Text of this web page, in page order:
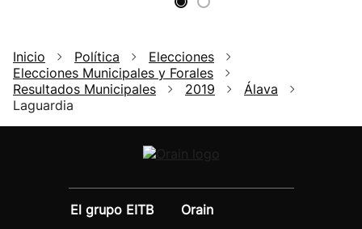
Inicio Política
Elecciones
Elecciones Municipales y Forales
Resultados Municipales
2019
Álava
Laguardia
El grupo EITB
Orain